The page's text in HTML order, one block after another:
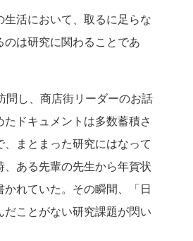
活において、取るに足らな
は研究に関わることであ
し、商店街リーダーのお話
ドキュメントは多数蓄積さ
まとまった研究にはなって
ある先輩の先生から年賀状
れていた。その瞬間、「日
ことがない研究課題が閃い